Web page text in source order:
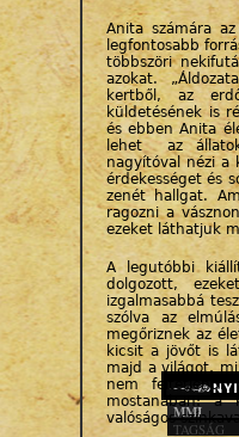
Anita számára
legfontosabb
többszöri
azokat.
kertből, az
küldetésének is
és ebben Anita
lehet az állatok
nagyítóval nézi a
érdekességet és
zenét hallgat.
ragozni a
ezeket láthatjuk
A legutóbbi
dolgozott,
izgalmasabbá
szólva az
megőriznek az
kicsit a jövőt is
majd a világot,
nem feltétlenül
mostanában: a
valóságosMMI
TAGSÁG